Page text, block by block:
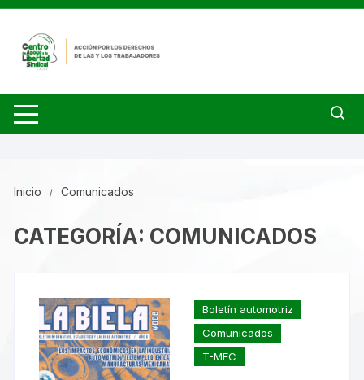
Saltar
contenido
Inicio Comunicados
CATEGORÍA: COMUNICADOS
Boletín automotriz
Comunicados
T-MEC